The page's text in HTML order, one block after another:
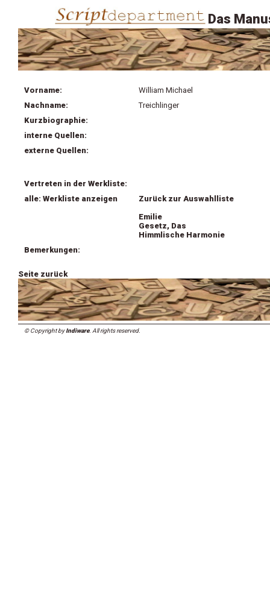
Das
Vorname:
William Michael
Nachname:
Treichlinger
Kurzbiographie:
interne Quellen:
externe Quellen:
Vertreten in der Werkliste:
alle: Werkliste anzeigen
Zurück zur Auswahlliste
Emilie
Gesetz, Das
Himmlische Harmonie
Bemerkungen:
Seite zurück
© Copyright byIndiware. All rights reserved.